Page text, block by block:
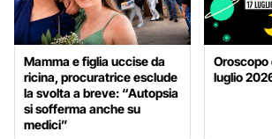
Mamma e figlia uccise da
ricina, procuratrice esclude
la svolta a breve: “Autopsia
si sofferma anche su
medici”
Oroscopo
luglio